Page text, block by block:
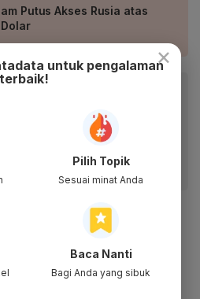
Putus Akses Rusia atas
lebih nyaman dan nikmati
aplikasi mobile Katadata.
×
untuk pengalaman
terbaik!
Pilih Topik
Sesuai minat Anda
Baca Nanti
Bagi Anda yang sibuk